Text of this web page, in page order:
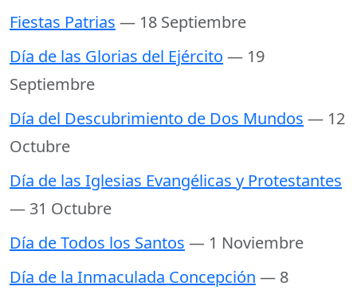
Fiestas Patrias — 18 Septiembre
Día de las Glorias del Ejército — 19
Septiembre
Día del Descubrimiento de Dos Mundos — 12
Octubre
Día de las Iglesias Evangélicas y Protestantes
— 31 Octubre
Día de Todos los Santos — 1 Noviembre
Día de la Inmaculada Concepción — 8